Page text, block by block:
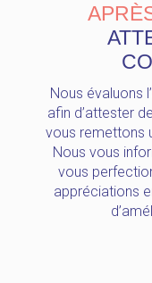
Nous évaluons
afin d’attester
vous remettons
Nous vous
vous
appréciations